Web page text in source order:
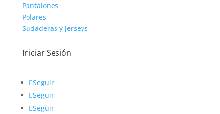
Pantalones
Polares
Sudaderas y jerseys
Iniciar Sesión
Seguir
Seguir
Seguir